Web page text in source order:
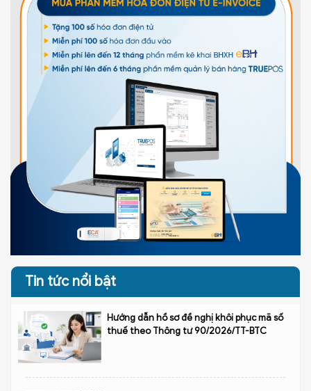
Tin tức nổi bật
Hướng dẫn hồ sơ đề nghị khôi phục mã số
thuế theo Thông tư 90/2026/TT-BTC